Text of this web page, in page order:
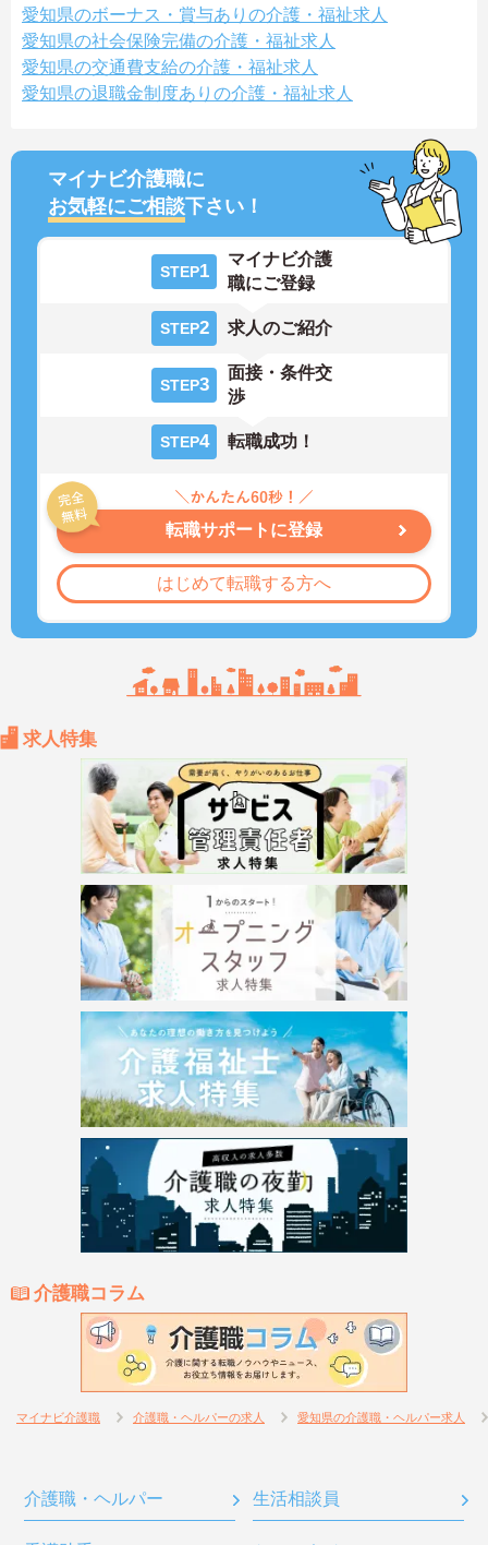
愛知県のボーナス・賞与ありの介護・福祉求人
愛知県の社会保険完備の介護・福祉求人
愛知県の交通費支給の介護・福祉求人
愛知県の退職金制度ありの介護・福祉求人
マイナビ介護職に
お気軽にご相談下さい！
STEP1
マイナビ介護
職にご登録
STEP2 求人のご紹介
STEP3
面接・条件交
渉
STEP4 転職成功！
転職サポートに登録
はじめて転職する方へ
求人特集
介護職コラム
マイナビ介護職 介護職・ヘルパーの求人 愛知県の介護職・ヘルパー求人
介護職・ヘルパー 生活相談員